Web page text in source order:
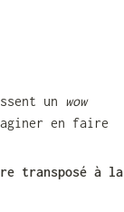
un wow
en faire
transposé à la